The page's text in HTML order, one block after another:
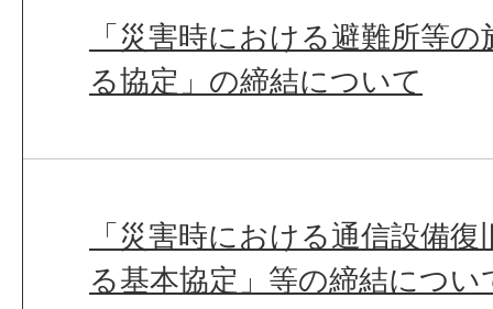
「災害時における避難所等
る協定」の締結について
「災害時における通信設備
る基本協定」等の締結につい